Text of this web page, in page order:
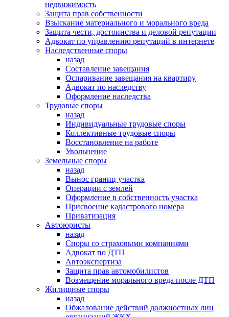
недвижимость
Защита прав собственности
Взыскание материального и морального вреда
Защита чести, достоинства и деловой репутации
Адвокат по управлению репутаций в интернете
Наследственные споры
назад
Составление завещания
Оспаривание завещания на квартиру
Адвокат по наследству
Оформление наследства
Трудовые споры
назад
Индивидуальные трудовые споры
Коллективные трудовые споры
Восстановление на работе
Увольнение
Земельные споры
назад
Вынос границ участка
Операции с землей
Оформление в собственность участка
Присвоение кадастрового номера
Приватизация
Автоюристы
назад
Споры со страховыми компаниями
Адвокат по ДТП
Автоэкспертиза
Защита прав автомобилистов
Возмещение морального вреда после ДТП
Жилищные споры
назад
Обжалование действий должностных лиц